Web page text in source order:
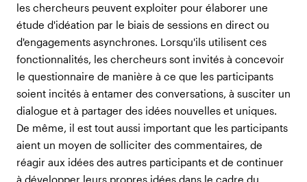
les chercheurs peuvent exploiter pour élaborer une
étude d'idéation par le biais de sessions en direct ou
d'engagements asynchrones. Lorsqu'ils utilisent ces
fonctionnalités, les chercheurs sont invités à concevoir
le questionnaire de manière à ce que les participants
soient incités à entamer des conversations, à susciter un
dialogue et à partager des idées nouvelles et uniques.
De même, il est tout aussi important que les participants
aient un moyen de solliciter des commentaires, de
réagir aux idées des autres participants et de continuer
à développer leurs propres idées dans le cadre du